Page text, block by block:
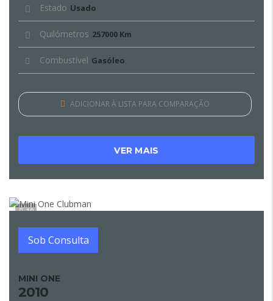
Estado Usado
Quilómetros 257000 Km
Combustível Gasóleo
ADICIONAR À LISTA PARA COMPARAÇÃO
VER MAIS
10
Sob Consulta
MINI ONE
2010